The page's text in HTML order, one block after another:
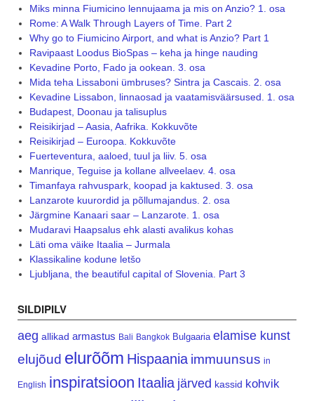
Miks minna Fiumicino lennujaama ja mis on Anzio? 1. osa
Rome: A Walk Through Layers of Time. Part 2
Why go to Fiumicino Airport, and what is Anzio? Part 1
Ravipaast Loodus BioSpas – keha ja hinge nauding
Kevadine Porto, Fado ja ookean. 3. osa
Mida teha Lissaboni ümbruses? Sintra ja Cascais. 2. osa
Kevadine Lissabon, linnaosad ja vaatamisväärsused. 1. osa
Budapest, Doonau ja talisuplus
Reisikirjad – Aasia, Aafrika. Kokkuvõte
Reisikirjad – Euroopa. Kokkuvõte
Fuerteventura, aaloed, tuul ja liiv. 5. osa
Manrique, Teguise ja kollane allveelaev. 4. osa
Timanfaya rahvuspark, koopad ja kaktused. 3. osa
Lanzarote kuurordid ja põllumajandus. 2. osa
Järgmine Kanaari saar – Lanzarote. 1. osa
Mudaravi Haapsalus ehk alasti avalikus kohas
Läti oma väike Itaalia – Jurmala
Klassikaline kodune letšo
Ljubljana, the beautiful capital of Slovenia. Part 3
SILDIPILV
aeg allikad armastus Bali Bangkok Bulgaaria elamise kunst
elujõud elurõõm Hispaania immuunsus in
English inspiratsioon Itaalia järved kassid kohvik